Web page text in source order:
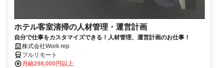
ホテル客室清掃の人材管理・運営計画
自分で仕事をカスタマイズできる！人材管理、運営計画のお仕事！
株式会社Work rep
フルリモート
月給298,000円以上